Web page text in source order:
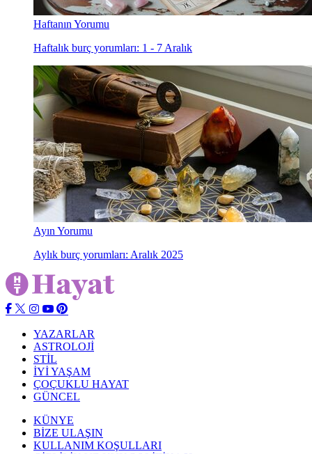
Haftanın Yorumu
Haftalık burç yorumları: 1 - 7 Aralık
Ayın Yorumu
Aylık burç yorumları: Aralık 2025
YAZARLAR
ASTROLOJİ
STİL
İYİ YAŞAM
ÇOÇUKLU HAYAT
GÜNCEL
KÜNYE
BİZE ULAŞIN
KULLANIM KOŞULLARI